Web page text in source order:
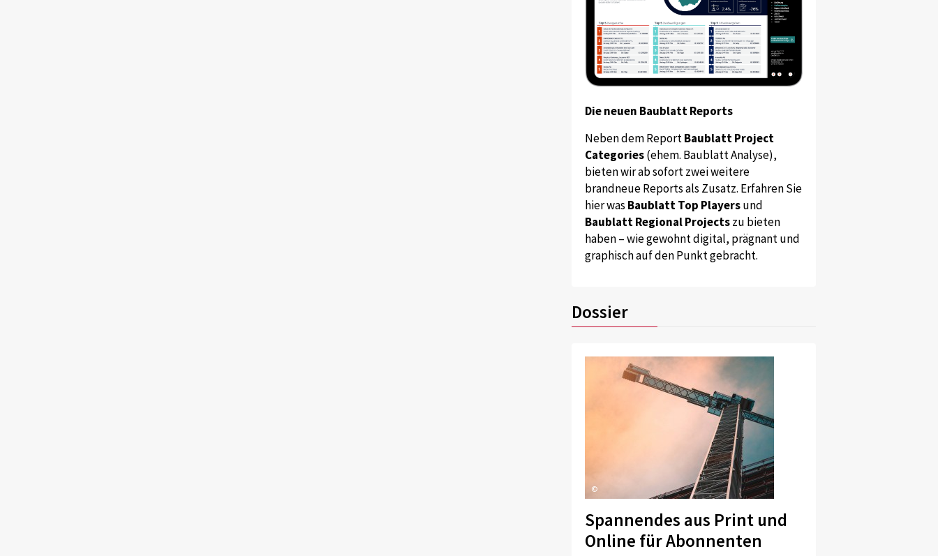
Die neuen Baublatt Reports
Neben dem ReportBaublatt Project
Categories(ehem. Baublatt Analyse),
bieten wir ab sofort zwei weitere
brandneue Reports als Zusatz. Erfahren Sie
hier was Baublatt Top Playersund
Baublatt Regional Projectszu bieten
haben – wie gewohnt digital, prägnant und
graphisch auf den Punkt gebracht.
Dossier
©
Spannendes aus Print und
Online für Abonnenten